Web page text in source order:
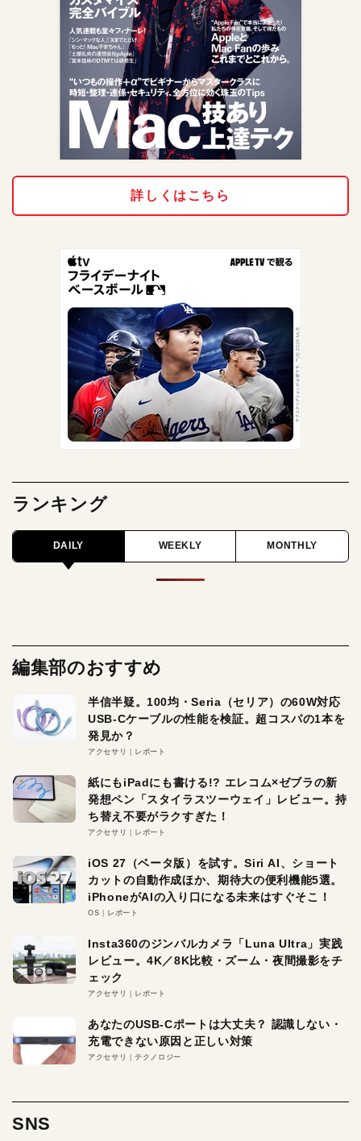
詳しくはこちら
ランキング
DAILY WEEKLY MONTHLY
編集部のおすすめ
半信半疑。100均・Seria（セリア）の60W対応
USB-Cケーブルの性能を検証。超コスパの1本を
発見か？
アクセサリ レポート
紙にもiPadにも書ける!? エレコム×ゼブラの新
発想ペン「スタイラスツーウェイ」レビュー。持
ち替え不要がラクすぎた！
アクセサリ レポート
iOS 27（ベータ版）を試す。Siri AI、ショート
カットの自動作成ほか、期待大の便利機能5選。
iPhoneがAIの入り口になる未来はすぐそこ！
OS レポート
Insta360のジンバルカメラ「Luna Ultra」実践
レビュー。4K／8K比較・ズーム・夜間撮影をチ
ェック
アクセサリ レポート
あなたのUSB-Cポートは大丈夫？ 認識しない・
充電できない原因と正しい対策
アクセサリ テクノロジー
SNS